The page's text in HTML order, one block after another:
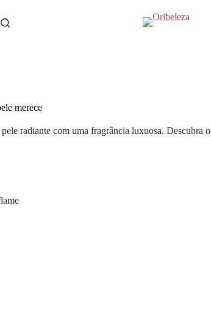
merece
radiante com uma fragrância luxuosa. Descubra o